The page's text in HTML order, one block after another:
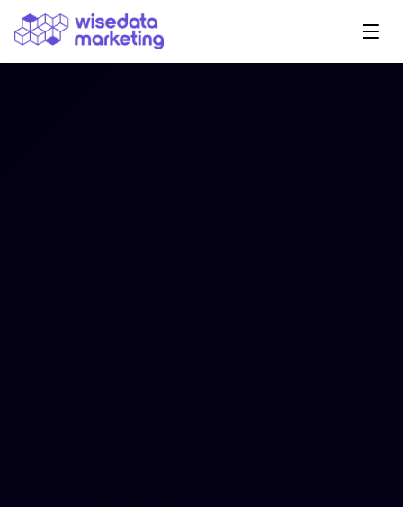
Navegação Principal